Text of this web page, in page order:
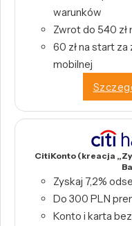
warunków
Zwrot do 540 zł
60 zł na start
mobilnej
CitiKonto (kreacja
Zyskaj 7,2%
Do 300 PLN
Konto i karta